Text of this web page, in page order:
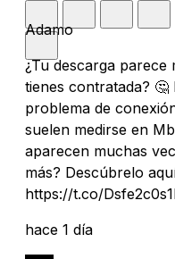
Adamo
¿Tu descarga parece
tienes contratada?
problema de
suelen medirse en
aparecen muchas
más? Descúbrelo
https://t.co/
hace 1 día